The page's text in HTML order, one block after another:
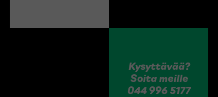
Kysyttävää?
Soita meille
044 996 5177